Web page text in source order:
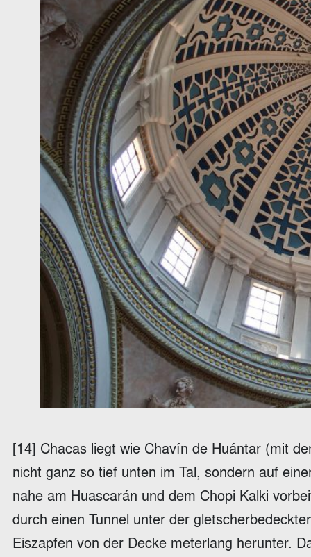
[14] Chacas liegt wie Chavín de Huántar (mit
nicht ganz so tief unten im Tal, sondern auf
nahe am Huascarán und dem Chopi Kalki
durch einen Tunnel unter der
Eiszapfen von der Decke meterlang herunter.